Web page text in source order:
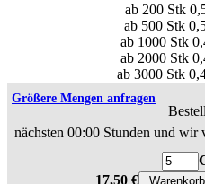
ab 200 Stk
ab 500 Stk
ab 1000 Stk
ab 2000 Stk
ab 3000 Stk
Größere Mengen anfragen
nächsten 00:00 Stunden und wir
17,50 €
Warenkorb